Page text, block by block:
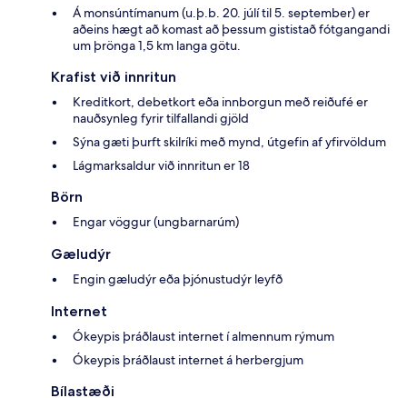
Á monsúntímanum (u.þ.b. 20. júlí til 5. september) er
aðeins hægt að komast að þessum gististað fótgangandi
um þrönga 1,5 km langa götu.
Krafist við innritun
Kreditkort, debetkort eða innborgun með reiðufé er
nauðsynleg fyrir tilfallandi gjöld
Sýna gæti þurft skilríki með mynd, útgefin af yfirvöldum
Lágmarksaldur við innritun er 18
Börn
Engar vöggur (ungbarnarúm)
Gæludýr
Engin gæludýr eða þjónustudýr leyfð
Internet
Ókeypis þráðlaust internet í almennum rýmum
Ókeypis þráðlaust internet á herbergjum
Bílastæði